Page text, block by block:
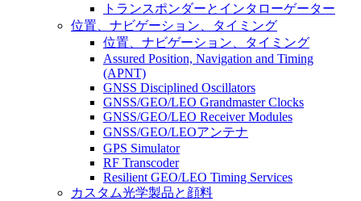
トランスポンダーとインタローゲーター
位置、ナビゲーション、タイミング
位置、ナビゲーション、タイミング
Assured Position, Navigation and Timing
(APNT)
GNSS Disciplined Oscillators
GNSS/GEO/LEO Grandmaster Clocks
GNSS/GEO/LEO Receiver Modules
GNSS/GEO/LEOアンテナ
GPS Simulator
RF Transcoder
Resilient GEO/LEO Timing Services
カスタム光学製品と顔料